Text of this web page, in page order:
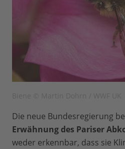
Die neue Bundesregierung
Erwähnung des Pariser
weder erkennbar, dass sie